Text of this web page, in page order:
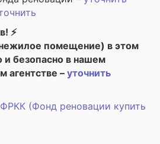
⚡
помещение) в этом
безопасно в нашем
агентстве – уточнить
(Фонд реновации купить